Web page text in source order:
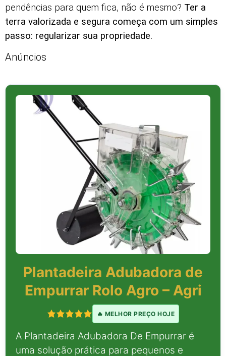
pendências para quem fica, não é mesmo? Ter a
terra valorizada e segura começa com um simples
passo: regularizar sua propriedade.
Anúncios
Plantadeira Adubadora de
Empurrar Rolo Agro – Agri
🔥 MELHOR PREÇO HOJE
A Plantadeira Adubadora De Empurrar é
uma solução prática para pequenos e